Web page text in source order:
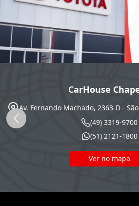
CarHouse
Av. Fernando Machado, 2363-D -
(49) 3319-9700
(51) 2121-1800
Ver no mapa